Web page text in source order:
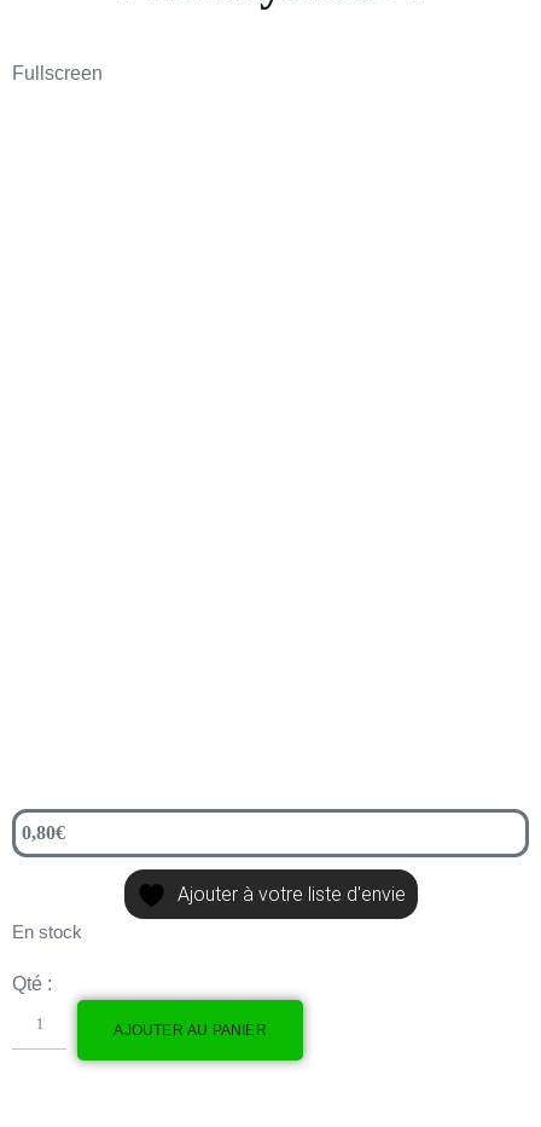
Fullscreen
0,80€
Ajouter à votre liste d'envie
En stock
Qté :
AJOUTER AU PANIER